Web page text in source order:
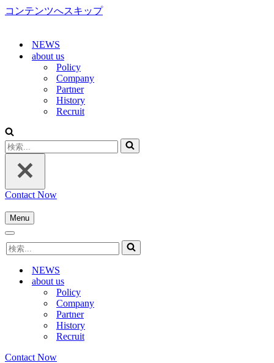
コンテンツへスキップ
NEWS
about us
Policy
Company
Partner
History
Recruit
検
索...
Contact Now
Menu
ナ
ゲ
シ
ョ
ナ
ビ
検
索...
NEWS
about us
Policy
Company
Partner
History
Recruit
Contact Now